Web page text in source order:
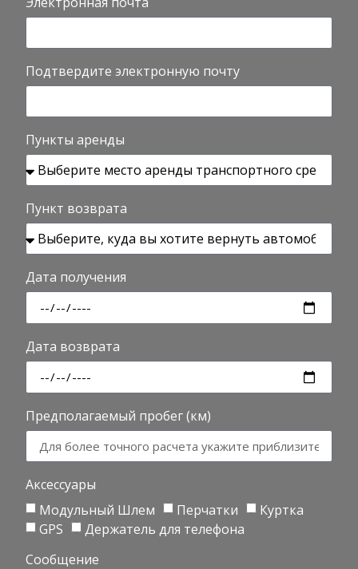
Подтвердите электронную почту
Пункты аренды
Пункт возврата
Дата получения
Дата возврата
Предполагаемый пробег (км)
Аксессуары
Модульный Шлем
Перчатки
Куртка
GPS
Держатель для телефона
Сообщение